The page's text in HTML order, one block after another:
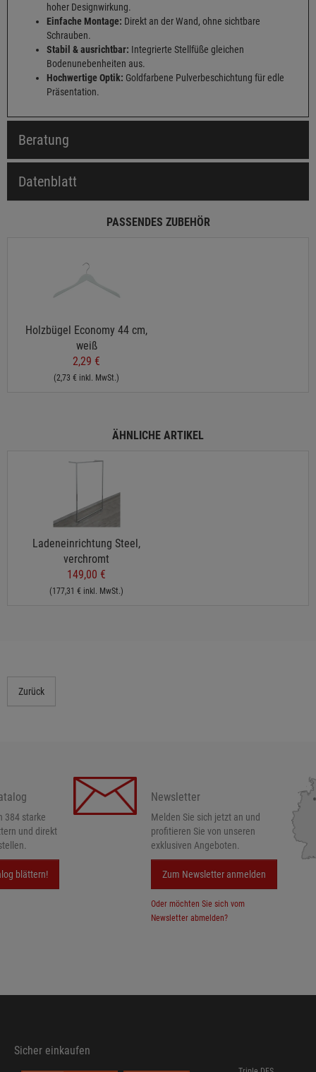
hoher Designwirkung.
Einfache Montage: Direkt an der Wand, ohne sichtbare
Schrauben.
Stabil & ausrichtbar: Integrierte Stellfüße gleichen
Bodenunebenheiten aus.
Hochwertige Optik: Goldfarbene Pulverbeschichtung für edle
Präsentation.
Beratung
Datenblatt
PASSENDES ZUBEHÖR
Holzbügel Economy 44 cm,
weiß
2,29 €
(2,73 € inkl. MwSt.)
ÄHNLICHE ARTIKEL
Ladeneinrichtung Steel,
verchromt
149,00 €
(177,31 € inkl. MwSt.)
Zurück
384 starke
und direkt
blättern!
Newsletter
Melden Sie sich jetzt an und
profitieren Sie von unseren
exklusiven Angeboten.
Zum Newsletter anmelden
Oder möchten Sie sich vom
Newsletter abmelden?
Sicher einkaufen